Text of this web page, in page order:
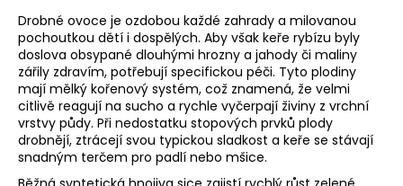
l
á
d
a
c
í
p
r
Drobné ovoce je ozdobou každé zahrady a milovanou
pochoutkou dětí i dospělých. Aby však keře rybízu byly
doslova obsypané dlouhými hrozny a jahody či maliny
zářily zdravím, potřebují specifickou péči. Tyto plodiny
mají mělký kořenový systém, což znamená, že velmi
citlivě reagují na sucho a rychle vyčerpají živiny z vrchní
vrstvy půdy. Při nedostatku stopových prvků plody
drobnějí, ztrácejí svou typickou sladkost a keře se stávají
snadným terčem pro padlí nebo mšice.